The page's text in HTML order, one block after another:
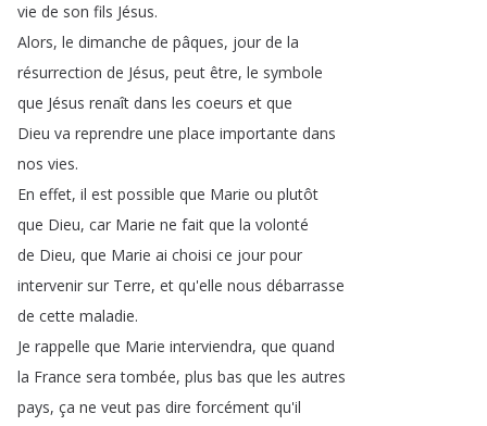
vie de son fils Jésus.
Alors, le dimanche de pâques, jour de la
résurrection de Jésus, peut être, le symbole
que Jésus renaît dans les coeurs et que
Dieu va reprendre une place importante dans
nos vies.
En effet, il est possible que Marie ou plutôt
que Dieu, car Marie ne fait que la volonté
de Dieu, que Marie ai choisi ce jour pour
intervenir sur Terre, et qu'elle nous débarrasse
de cette maladie.
Je rappelle que Marie interviendra, que quand
la France sera tombée, plus bas que les autres
pays, ça ne veut pas dire forcément qu'il